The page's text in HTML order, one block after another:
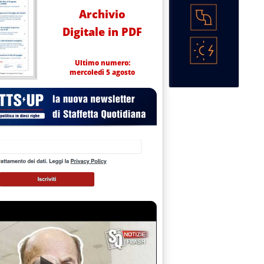
Archivio
Digitale in PDF
Ultimo numero:
mercoledì 5 agosto